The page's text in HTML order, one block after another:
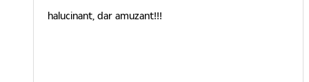
halucinant, dar amuzant!!!